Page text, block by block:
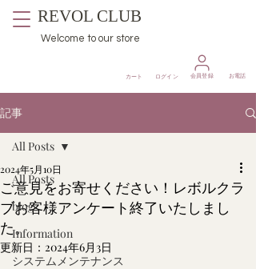
REVOL CLUB
Welcome to our store
カート ログイン ​会員登録 お電話
記事
All Posts
blog
Information
システムメンテナンス
All Posts
ご意見をお寄せください！レボルクラ
ブお客様アンケート終了いたしまし
た。
2024年5月10日
更新日： 2024年6月3日